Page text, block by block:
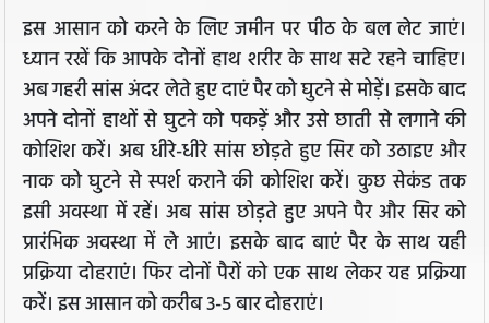
इस आसान को करने के लिए जमीन पर पीठ के बल लेट जाएं।
ध्यान रखें कि आपके दोनों हाथ शरीर के साथ सटे रहने चाहिए।
अब गहरी सांस अंदर लेते हुए दाएं पैर को घुटने से मोड़ें। इसके बाद
अपने दोनों हाथों से घुटने को पकड़ें और उसे छाती से लगाने की
कोशिश करें। अब धीरे-धीरे सांस छोड़ते हुए सिर को उठाइए और
नाक को घुटने से स्पर्श कराने की कोशिश करें। कुछ सेकंड तक
इसी अवस्था में रहें। अब सांस छोड़ते हुए अपने पैर और सिर को
प्रारंभिक अवस्था में ले आएं। इसके बाद बाएं पैर के साथ यही
प्रक्रिया दोहराएं। फिर दोनों पैरों को एक साथ लेकर यह प्रक्रिया
करें। इस आसान को करीब 3-5 बार दोहराएं।